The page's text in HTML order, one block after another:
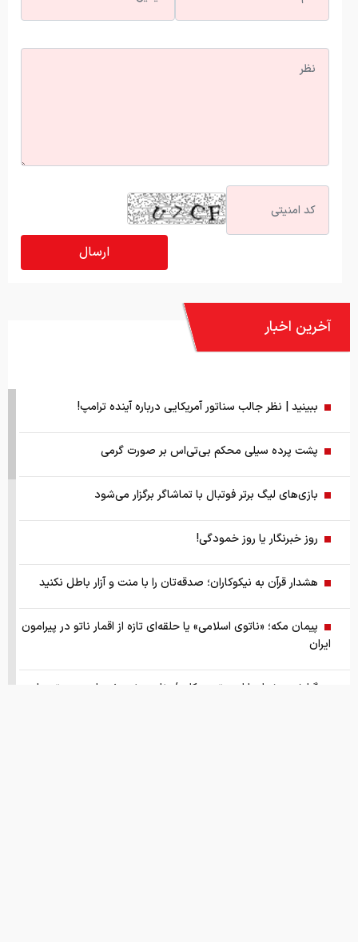
آخرین اخبار
ببینید | نظر جالب سناتور آمریکایی درباره آینده ترامپ!
پشت پرده سیلی محکم بی‌تی‌اس بر صورت گرمی
بازی‌های لیگ برتر فوتبال با تماشاگر برگزار می‌شود
روز خبرنگار یا روز خمودگی!
هشدار قرآن به نیکوکاران؛ صدقه‌تان را با منت و آزار باطل نکنید
پیمان مکه؛ «ناتوی اسلامی» یا حلقه‌ای تازه از اقمار ناتو در پیرامون
ایران
گزارش ویژه از بازار موتورسیکلت/ زنان بیشتر خریدار چه موتورهایی